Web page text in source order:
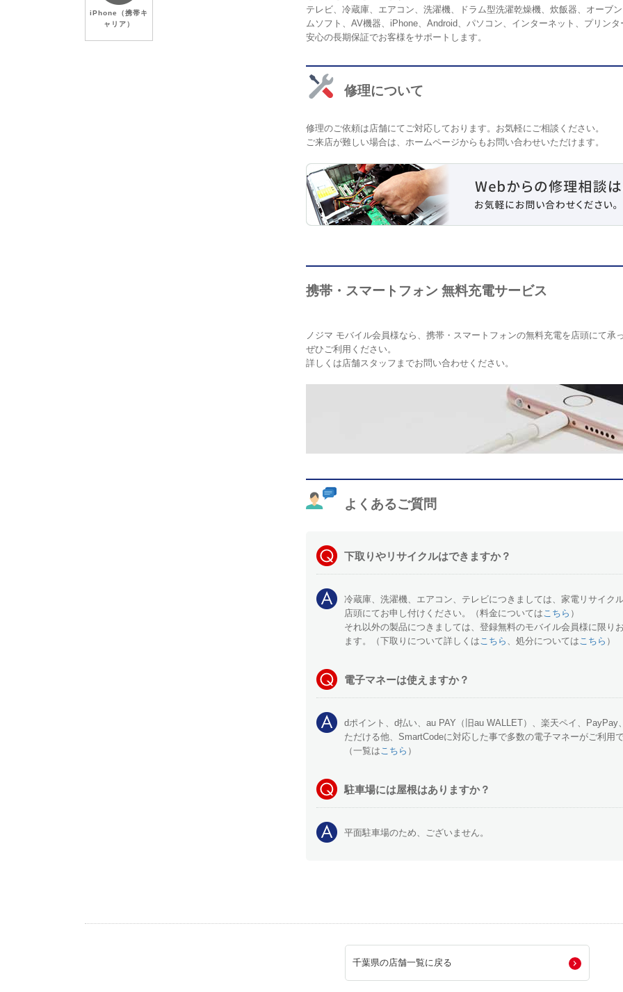
iPhone（携帯キ
ャリア）
テレビ、冷蔵庫、エアコン、洗濯機、ドラム型洗濯乾燥機、炊飯器、オーブ
ムソフト、AV機器、iPhone、Android、パソコン、インターネット、プリン
安心の長期保証でお客様をサポートします。
修理について
修理のご依頼は店舗にてご対応しております。お気軽にご相談ください。
ご来店が難しい場合は、ホームページからもお問い合わせいただけます。
携帯・スマートフォン 無料充電サービス
ノジマ モバイル会員様なら、携帯・スマートフォンの無料充電を店頭にて承
ぜひご利用ください。
詳しくは店舗スタッフまでお問い合わせください。
よくあるご質問
下取りやリサイクルはできますか？
冷蔵庫、洗濯機、エアコン、テレビにつきましては、家電リサイク
店頭にてお申し付けください。（料金についてはこちら ）
それ以外の製品につきましては、登録無料のモバイル会員様に限り
ます。（下取りについて詳しくはこちら 、処分についてはこちら ）
電子マネーは使えますか？
dポイント、d払い、au PAY（旧au WALLET）、楽天ペイ、
ただける他、SmartCodeに対応した事で多数の電子マネーがご利用で
（一覧はこちら ）
駐車場には屋根はありますか？
平面駐車場のため、ございません。
千葉県の店舗一覧に戻る